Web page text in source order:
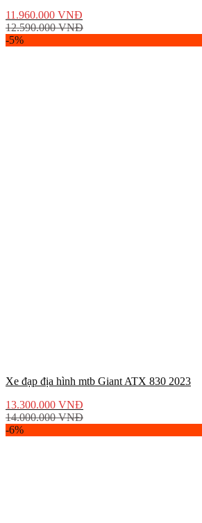
11.960.000 VNĐ
12.590.000VNĐ
-5%
Xe đạp địa hình mtb Giant ATX 830 2023
13.300.000 VNĐ
14.000.000VNĐ
-6%